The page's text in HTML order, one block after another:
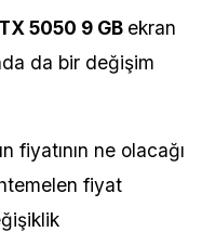
5050 9 GB ekran
da bir değişim
fiyatının ne olacağı
fiyat